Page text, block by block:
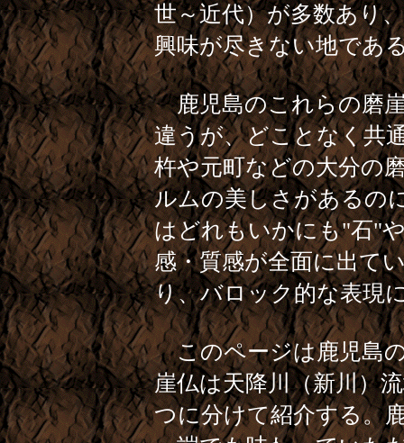
世～近代）が多数あり
興味が尽きない地であ
鹿児島のこれらの磨崖
違うが、どことなく共
杵や元町などの大分の
ルムの美しさがあるの
はどれもいかにも"石"
感・質感が全面に出て
り、バロック的な表現
このページは鹿児島の
崖仏は天降川（新川）
つに分けて紹介する。